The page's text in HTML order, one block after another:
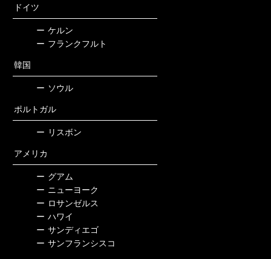
ドイツ
ー ケルン
ー フランクフルト
韓国
ー ソウル
ポルトガル
ー リスボン
アメリカ
ー グアム
ー ニューヨーク
ー ロサンゼルス
ー ハワイ
ー サンディエゴ
ー サンフランシスコ